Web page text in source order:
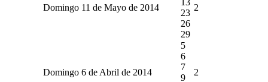
Domingo 11 de Mayo de 2014
23
26
29
2
Domingo 6 de Abril de 2014
5
6
7
9
2